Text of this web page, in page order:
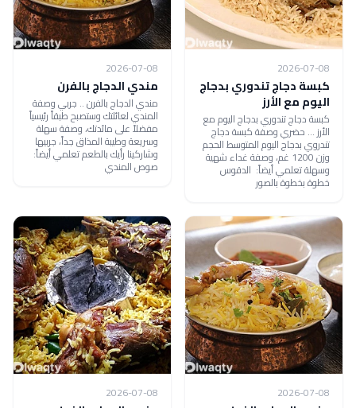
2026-07-08
كبسة دجاج تندوري بدجاج
اليوم مع الأرز
كبسة دجاج تندوري بدجاج اليوم مع
الأرز ... حضري وصفة كبسة دجاج
تندروي بدجاج اليوم المتوسط الحجم
وزن 1200 غم، وصفة غداء شهية
وسهلة تعلمي أيضاً: الدقوس
خطوة بخطوة بالصور
2026-07-08
مندي الدجاج بالفرن
مندي الدجاج بالفرن .. جربي وصفة
المندي لعائلتك وستصبح طبقاً رئيسياً
مفضلاً على مائدتك، وصفة سهلة
وسريعة وطيبة المذاق جداً، جربيها
وشاركينا رأيك بالطعم تعلمي أيضاً:
صوص المندي
2026-07-08
2026-07-08